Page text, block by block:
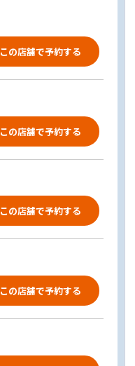
この店舗で予約する
この店舗で予約する
この店舗で予約する
この店舗で予約する